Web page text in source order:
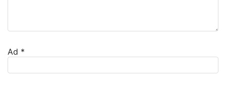
Ad *